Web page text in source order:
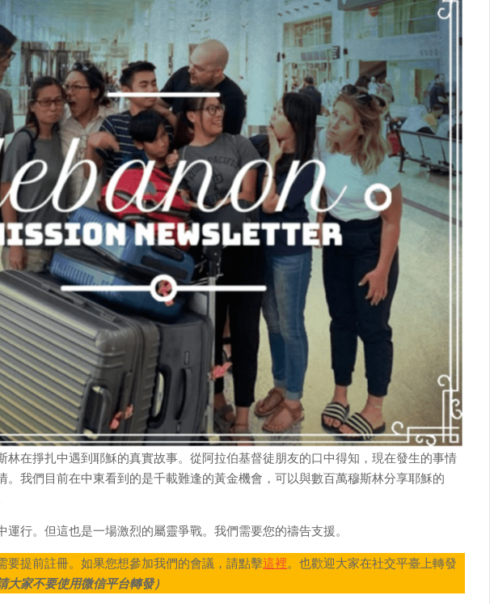
林在掙扎中遇到耶穌的真實故事。從阿拉伯基督徒朋友的口中得知，現在發生的事情
。我們目前在中東看到的是千載難逢的黃金機會，可以與數百萬穆斯林分享耶穌的
運行。但這也是一場激烈的屬靈爭戰。我們需要您的禱告支援。
要提前註冊。如果您想參加我們的會議，請點擊這裡。也歡迎大家在社交平臺上轉發
大家不要使用微信平台轉發）